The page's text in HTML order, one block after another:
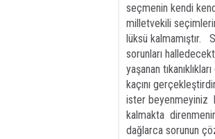
seçmenin kendi
milletvekili
lüksü kalmamıştır.
sorunları
yaşanan
kaçını
ister beyenmeyiniz
kalmakta
dağlarca sorunun